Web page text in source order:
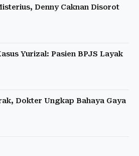
Denny Caknan Disorot
Yurizal: Pasien BPJS Layak
Dokter Ungkap Bahaya Gaya